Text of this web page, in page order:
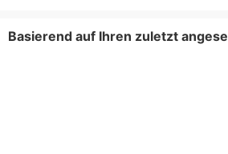
Basierend auf Ihren zuletzt